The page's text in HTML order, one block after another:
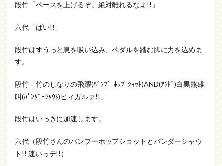
段竹「ペースを上げるぞ。絶対離れるなよ!!」
六代「ばい!!」
段竹はすうっと息を吸い込み、ペダルを踏む脚に力を込めま
す。
段竹「竹のしなりの飛躍(ﾊﾞﾝﾌﾞｰﾎｯﾌﾟｼｮｯﾄ)AND(ｱﾝﾄﾞ)白黒熊雄
叫(ﾊﾟﾝﾀﾞｰｼｬｳﾄ)ヒィガルァ!!」
段竹はいっきに加速します。
六代（段竹さんのバンブーホップショットとパンダーシャウ
ト!! 速いっテ!!）